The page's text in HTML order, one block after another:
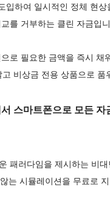
하여 일시적인 정체 현
를 거부하는 클린 자금입
로 필요한 금액을 즉시 채
비상금 전용 상품으로 품
스마트폰으로 모든 자
패러다임을 제시하는 비
는 시뮬레이션을 무료로